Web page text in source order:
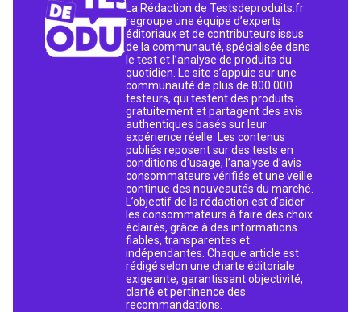
La Rédaction de Testsdeproduits.fr
regroupe une équipe d’experts
éditoriaux et de contributeurs issus
de la communauté, spécialisée dans
le test et l’analyse de produits du
quotidien. Le site s’appuie sur une
communauté de plus de 800 000
testeurs, qui testent des produits
gratuitement et partagent des avis
authentiques basés sur leur
expérience réelle. Les contenus
publiés reposent sur des tests en
conditions d’usage, l’analyse d’avis
consommateurs vérifiés et une veille
continue des nouveautés du marché.
L’objectif de la rédaction est d’aider
les consommateurs à faire des choix
éclairés, grâce à des informations
fiables, transparentes et
indépendantes. Chaque article est
rédigé selon une charte éditoriale
exigeante, garantissant objectivité,
clarté et pertinence des
recommandations.